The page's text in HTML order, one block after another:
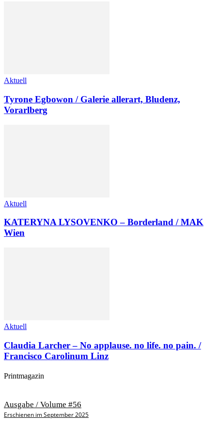
Aktuell
Tyrone Egbowon / Galerie allerart, Bludenz,
Vorarlberg
Aktuell
KATERYNA LYSOVENKO – Borderland / MAK
Wien
Aktuell
Claudia Larcher – No applause. no life. no pain. /
Francisco Carolinum Linz
Printmagazin
Ausgabe / Volume #56
Erschienen im September 2025